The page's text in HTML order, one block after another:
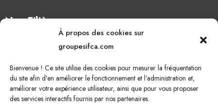
À propos des cookies sur
groupesifca.com
Bienvenue ! Ce site utilise des cookies pour mesurer la fréquentation
du site afin d’en améliorer le fonctionnement et l’administration et,
améliorer votre expérience utilisateur, ainsi que pour vous proposer
des services interactifs fournis par nos partenaires.
Nos Filières
Sucre de canne
Energie Renouvelable